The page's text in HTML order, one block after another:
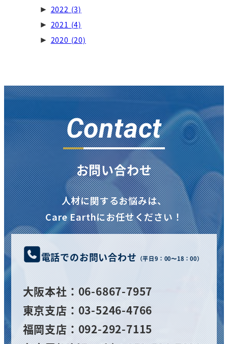
► 2022 (3)
► 2021 (4)
► 2020 (20)
Contact
お問い合わせ
人材に関するお悩みは、
Care Earthにお任せください！
電話でのお問い合わせ （平日9：00〜18：00）
大阪本社 ：06-6867-7957
東京支店：03-5246-4766
福岡支店：092-292-7115